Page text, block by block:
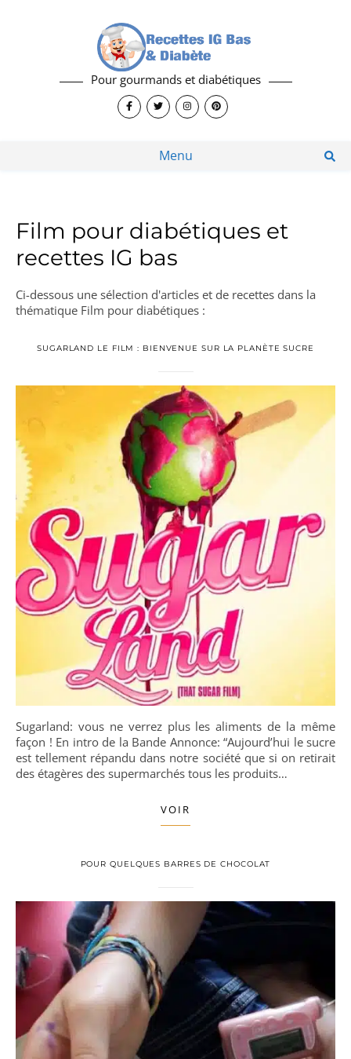
Pour gourmands et diabétiques
Menu
Film pour diabétiques et
recettes IG bas
Ci-dessous une sélection d'articles et de recettes dans la
thématique Film pour diabétiques :
SUGARLAND LE FILM : BIENVENUE SUR LA PLANÈTE SUCRE
Sugarland: vous ne verrez plus les aliments de la même
façon ! En intro de la Bande Annonce: “Aujourd’hui le sucre
est tellement répandu dans notre société que si on retirait
des étagères des supermarchés tous les produits…
VOIR
POUR QUELQUES BARRES DE CHOCOLAT